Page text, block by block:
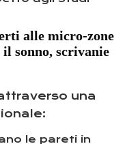
alle micro-zone
sonno, scrivanie
una
le pareti in